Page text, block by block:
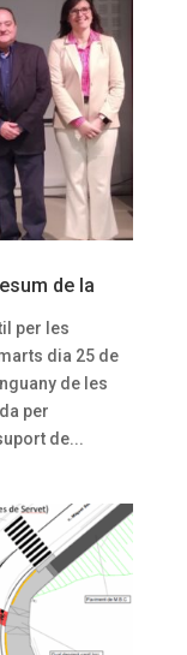
de la
per les
dia 25 de
de les
per
de...